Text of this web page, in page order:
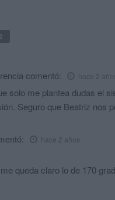
comentó: hace 2 años
solo me plantea dudas el
Seguro que Beatriz nos
hace 2 años
queda claro lo de 170